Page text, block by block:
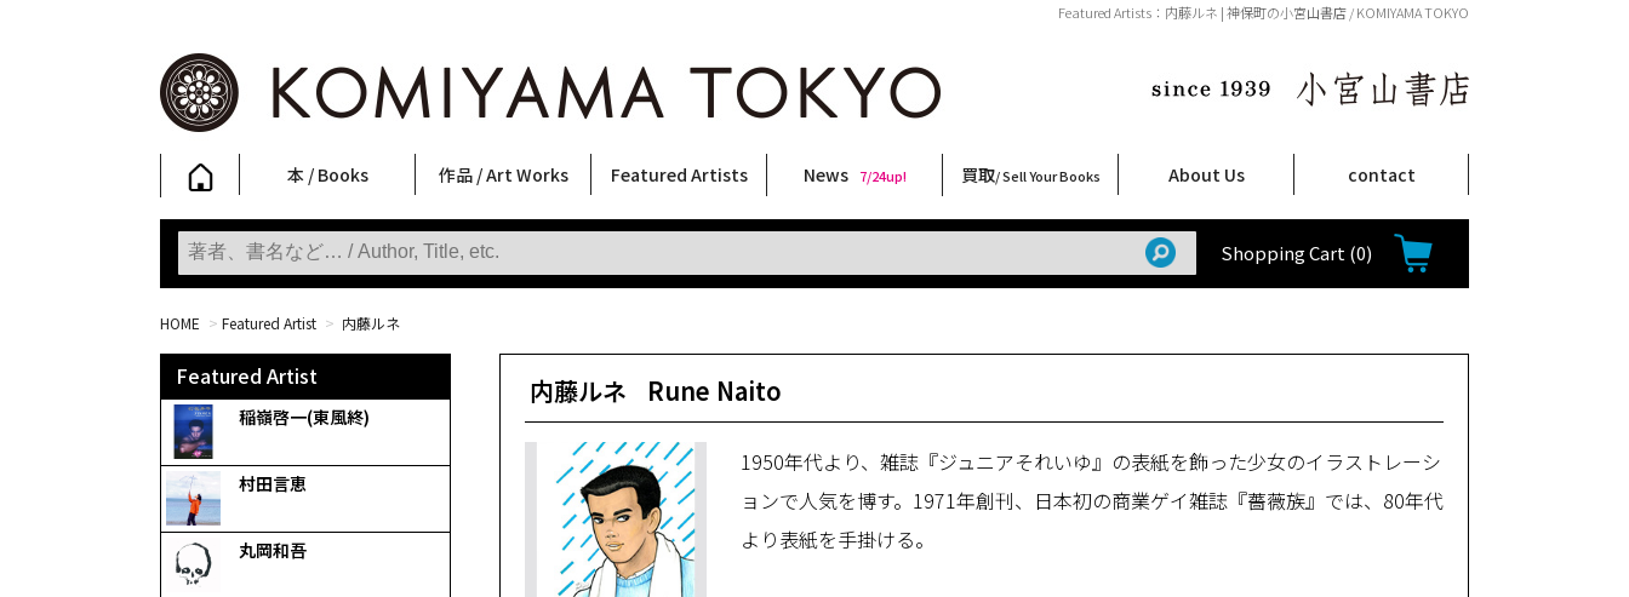
Featured Artists：内藤ルネ | 神保町の小宮山書店 / KOMIYAMA TOKYO
本 / Books
写真集
Photobooks
ファッション
Fashion
アート / 美術
Art
文学・人文
Literature & Humanities
日本文化
Japanese Culture
新刊
New Books
SALE
SALE
作品 / Art Works
フォトグラフィー
Photography
ポスター
Posters
ストリートアート
Street Art
立体・その他
Sculptures / etc
アートワークス
Art Works
Primary Artworks
KOMIYAMA TOKYO ART LABEL
版画
Prints
Featured Artists
稲嶺啓一(東風終)
村田言恵
丸岡和吾
Rico Casella
キム・ロートン
菅谷晋一
柴田亜美
内藤啓介
CHRIS
春川ナミオ
大西洋介
北島敬三
三島由紀夫
森山大道
林月光
天野タケル
三島剛
佐伯俊男
内藤ルネ
COOKIE
二本木里美
秋赤音
大類信
横尾忠則
須藤昌人
News 7/24up!
新着・おすすめ商品 9/7up!
フェア・イベント情報 7/24up!
お店からのお知らせ 6/1up!
買取/ Sell Your Books
買取ブログ
買取専用フォーム
古書 / 古本の買取
美術品の買取
出張買取について
宅配買取について
店頭買取について
よくある質問
About Us
店舗案内
Shop Infomation
ご注文について
How to Order
特定商取引法に関する表示
プライバシーポリシー
contact
Shopping Cart (0)
HOME > Featured Artist > 内藤ルネ
内藤ルネ Rune Naito
1950年代より、雑誌『ジュニアそれいゆ』の表紙を飾った少女のイラストレーシ
ョンで人気を博す。1971年創刊、日本初の商業ゲイ雑誌『薔薇族』では、80年代
より表紙を手掛ける。
Featured Artist
稲嶺啓一(東風終)
村田言恵
丸岡和吾